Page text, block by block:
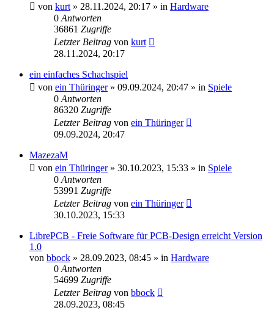
von kurt » 28.11.2024, 20:17 » in Hardware
0 Antworten
36861 Zugriffe
Letzter Beitrag von kurt
28.11.2024, 20:17
ein einfaches Schachspiel
von ein Thüringer» 09.09.2024, 20:47 » in Spiele
0 Antworten
86320 Zugriffe
Letzter Beitrag von ein Thüringer
09.09.2024, 20:47
MazezaM
von ein Thüringer» 30.10.2023, 15:33 » in Spiele
0 Antworten
53991 Zugriffe
Letzter Beitrag von ein Thüringer
30.10.2023, 15:33
LibrePCB - Freie Software für PCB-Design erreicht Version
1.0
von bbock » 28.09.2023, 08:45 » in Hardware
0 Antworten
54699 Zugriffe
Letzter Beitrag von bbock
28.09.2023, 08:45